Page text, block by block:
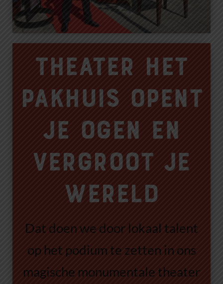
Theater Het
Pakhuis opent
je ogen en
vergroot je
wereld
Dat doen we door lokaal talent
op het podium te zetten in ons
magische monumentale theater